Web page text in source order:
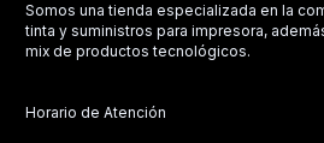
Somos una tienda especializada en la
tinta y suministros para impresora,
mix de productos tecnológicos.
Horario de Atención